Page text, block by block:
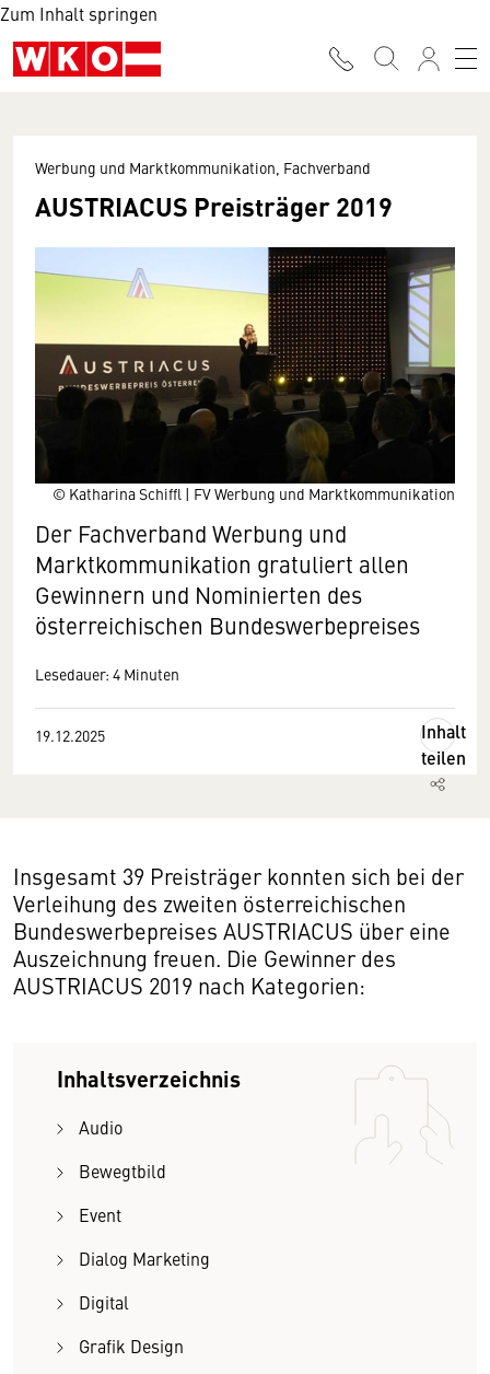
Zum Inhalt springen
© Katharina Schiffl | FV Werbung und Marktkommunikation
Werbung und Marktkommunikation, Fachverband
AUSTRIACUS Preisträger 2019
Der Fachverband Werbung und
Marktkommunikation gratuliert allen
Gewinnern und Nominierten des
österreichischen Bundeswerbepreises
Lesedauer: 4 Minuten
19.12.2025
Inhalt
teilen
Insgesamt 39 Preisträger konnten sich bei der
Verleihung des zweiten österreichischen
Bundeswerbepreises AUSTRIACUS über eine
Auszeichnung freuen. Die Gewinner des
AUSTRIACUS 2019 nach Kategorien:
Inhaltsverzeichnis
Audio
Bewegtbild
Event
Dialog Marketing
Digital
Grafik Design